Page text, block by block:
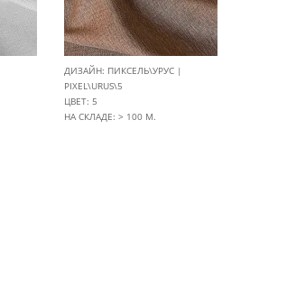
ДИЗАЙН: ПИКСЕЛЬ\УРУС |
PIXEL\URUS\5
ЦВЕТ: 5
НА СКЛАДЕ: > 100 М.